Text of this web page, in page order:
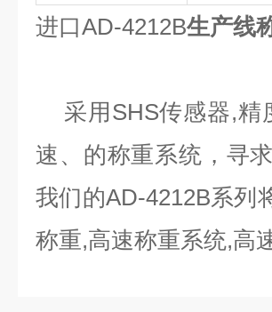
进口AD-4212B生产线
采用SHS传感器,精
速、的称重系统，寻
我们的AD-4212B系列
称重,高速称重系统,高